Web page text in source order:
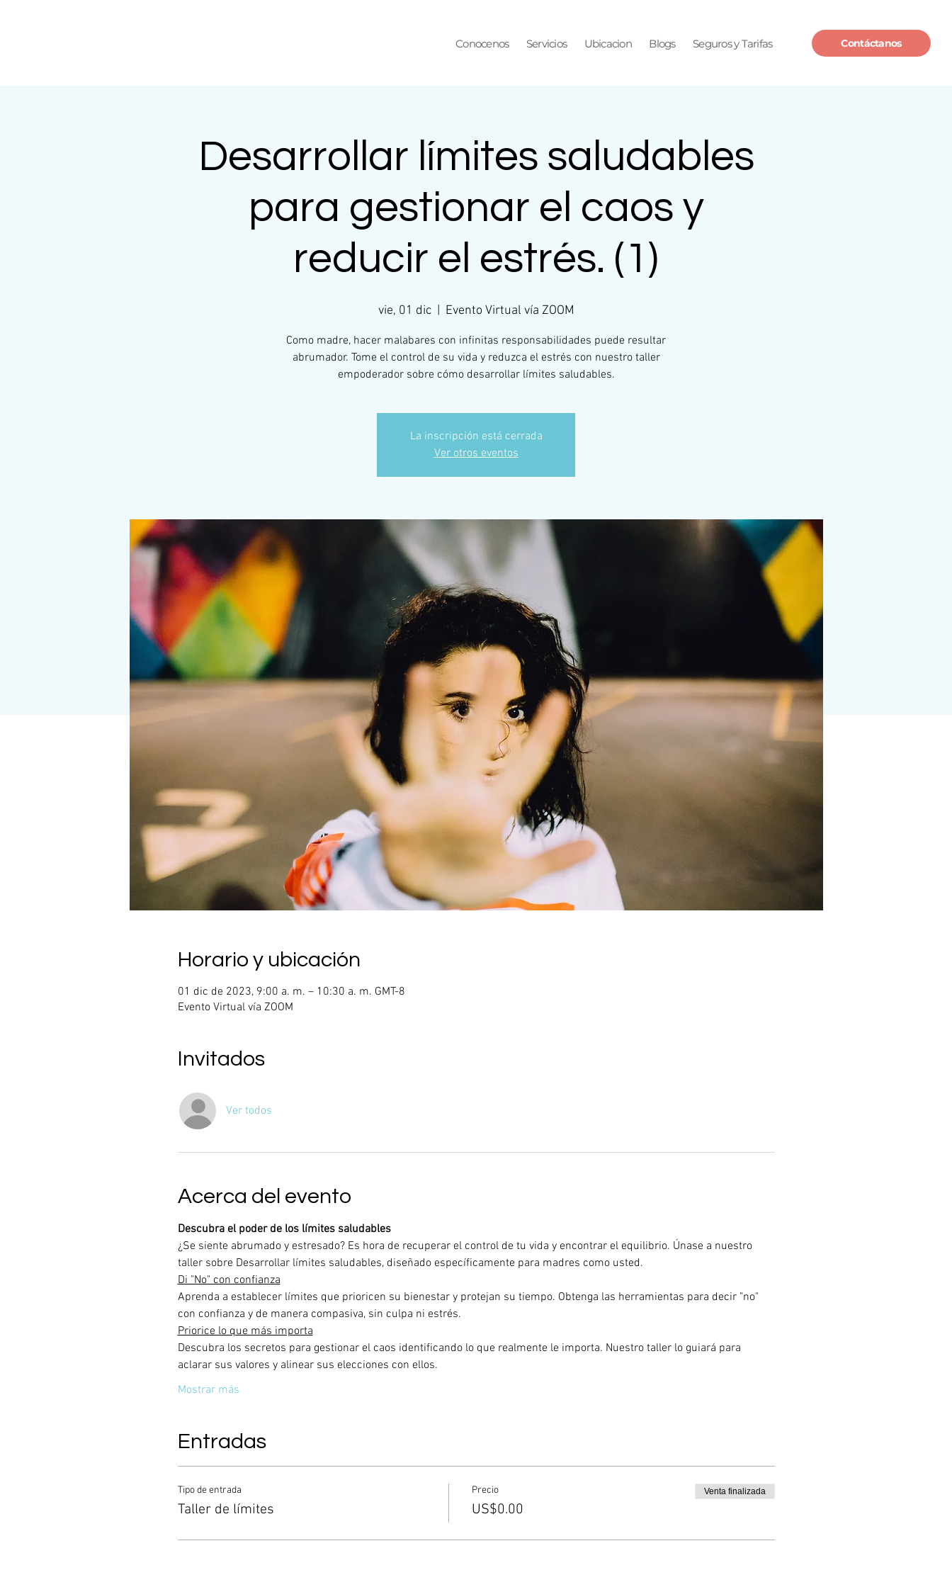
Conocenos Servicios Ubicacion Blogs Seguros y Tarifas Contáctanos
Desarrollar límites saludables
para gestionar el caos y
reducir el estrés. (1)
vie, 01 dic
  |
Evento Virtual vía ZOOM
Como madre, hacer malabares con infinitas responsabilidades puede resultar
abrumador. Tome el control de su vida y reduzca el estrés con nuestro taller
empoderador sobre cómo desarrollar límites saludables.
La inscripción está cerrada
Ver otros eventos
Horario y ubicación
01 dic de 2023, 9:00 a. m. – 10:30 a. m. GMT-8
Evento Virtual vía ZOOM
Invitados
Ver todos
Acerca del evento
Descubra el poder de los límites saludables
¿Se siente abrumado y estresado? Es hora de recuperar el control de tu vida y encontrar el equilibrio. Únase a nuestro
taller sobre Desarrollar límites saludables, diseñado específicamente para madres como usted.
Di "No" con confianza
Aprenda a establecer límites que prioricen su bienestar y protejan su tiempo. Obtenga las herramientas para decir "no"
con confianza y de manera compasiva, sin culpa ni estrés.
Priorice lo que más importa
Descubra los secretos para gestionar el caos identificando lo que realmente le importa. Nuestro taller lo guiará para
aclarar sus valores y alinear sus elecciones con ellos.
Mostrar más
Entradas
Tipo de entrada
Taller de límites
Precio
US$0.00
Venta finalizada